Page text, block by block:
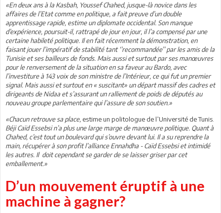
«En deux ans à la Kasbah, Youssef Chahed, jusque-là novice dans les
affaires de l’Etat comme en politique, a fait preuve d’un double
apprentissage rapide, estime un diplomate occidental. Son manque
d’expérience, poursuit-il, rattrapé de jour en jour, il l’a compensé par une
certaine habileté politique. Il en fait récemment la démonstration, en
faisant jouer l’impératif de stabilité tant ‘’recommandée’’ par les amis de la
Tunisie et ses bailleurs de fonds. Mais aussi et surtout par ses manœuvres
pour le renversement de la situation en sa faveur au Bardo, avec
l’investiture à 143 voix de son ministre de l’Intérieur, ce qui fut un premier
signal. Mais aussi et surtout en « suscitant» un départ massif des cadres et
dirigeants de Nidaa et s’assurant un ralliement de poids de députés au
nouveau groupe parlementaire qui l’assure de son soutien.»
«Chacun retrouve sa place, estime un politologue de l’Université de Tunis.
Béji Caïd Essebsi n’a plus une large marge de manœuvre politique. Quant à
Chahed, c’est tout un boulevard qui s’ouvre devant lui. Il a su reprendre la
main, récupérer à son profit l’alliance Ennahdha - Caïd Essebsi et intimidé
les autres. Il doit cependant se garder de se laisser griser par cet
emballement.»
D’un mouvement éruptif à une
machine à gagner?